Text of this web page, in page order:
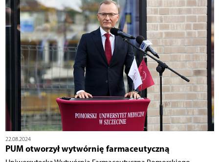
22.08.2024
PUM otworzył wytwórnię farmaceutyczną